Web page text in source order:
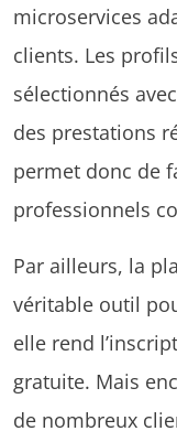
microservices
clients. Les
sélectionnés
des prestations
permet donc de
professionnels
Par ailleurs, la
véritable outil
elle rend
gratuite. Mais
de nombreux